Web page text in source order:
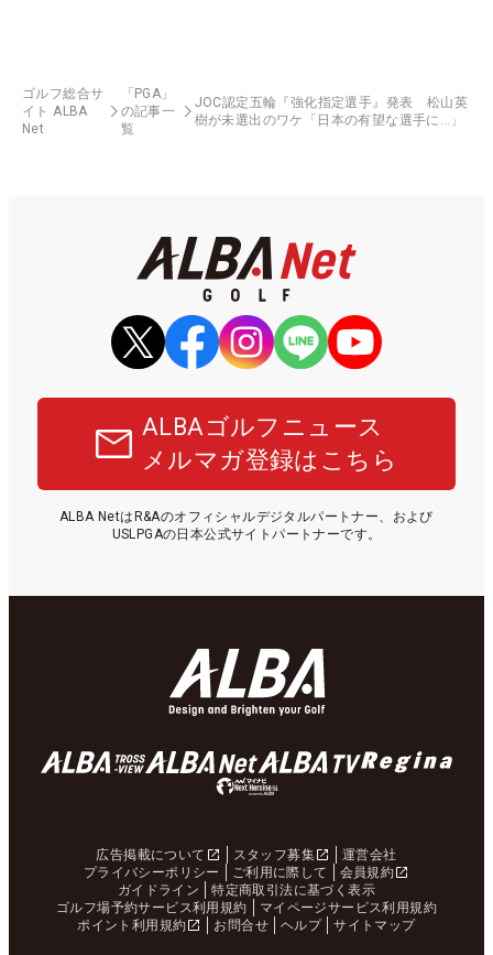
ゴルフ総合サ
イト ALBA
Net
「PGA」
の記事一
覧
JOC認定五輪『強化指定選手』発表 松山英
樹が未選出のワケ「日本の有望な選手に…」
ALBAゴルフニュース
メルマガ登録はこちら
ALBA NetはR&Aのオフィシャルデジタルパートナー、および
USLPGAの日本公式サイトパートナーです。
広告掲載について スタッフ募集
運営会社
プライバシーポリシー
ご利用に際して
会員規約
ガイドライン
特定商取引法に基づく表示
ゴルフ場予約サービス利用規約
マイページサービス利用規約
ポイント利用規約
お問合せ ヘルプ サイトマップ